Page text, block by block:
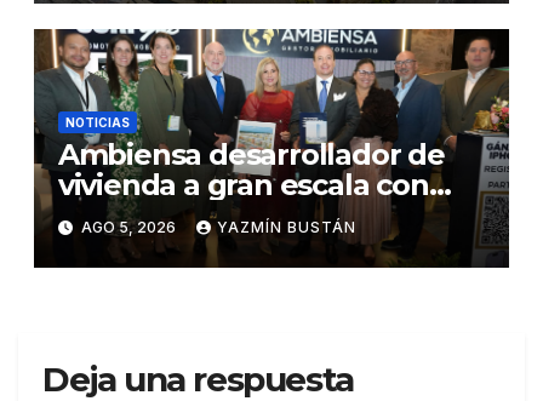
NOTICIAS
Ambiensa desarrollador de
vivienda a gran escala con
estándares internacionales
de sostenibilidad
AGO 5, 2026 YAZMÍN BUSTÁN
Deja una respuesta